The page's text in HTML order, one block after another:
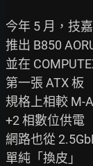
今年 5 月，技
推出 B850
並在
第一張 ATX 板
規格上相較 M-
+2 相數位供電
網路也從
單純「換皮」